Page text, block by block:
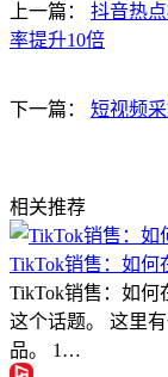
上一篇：
抖音热
率提升10倍
下一篇： 短视频
相关推荐
TikTok销售：如何
TikTok销售：如何
这个话题。 这里
品。 1…